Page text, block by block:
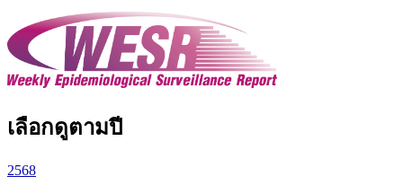
เลือกดูตามปี
2568